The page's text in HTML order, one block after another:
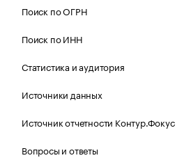
Поиск по ОГРН
Поиск по ИНН
Статистика и аудитория
Источники данных
Источник отчетности Контур.Фокус
Вопросы и ответы